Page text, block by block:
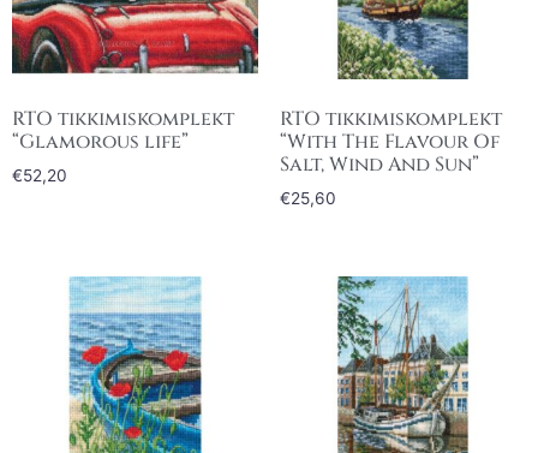
RTO tikkimiskomplekt
“Glamorous life”
€52,20
RTO tikkimiskomplekt
“With The Flavour Of
Salt, Wind And Sun”
€25,60